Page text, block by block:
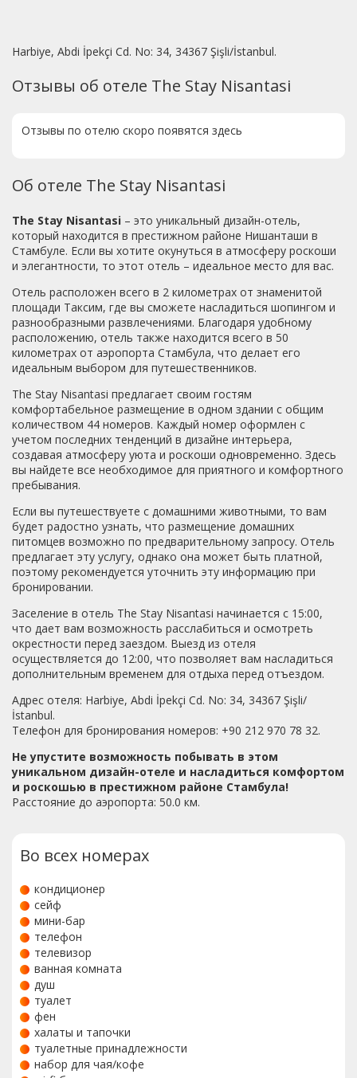
Harbiye, Abdi İpekçi Cd. No: 34, 34367 Şişli/İstanbul.
Отзывы об отеле The Stay Nisantasi
Отзывы по отелю скоро появятся здесь
Об отеле The Stay Nisantasi
The Stay Nisantasi – это уникальный дизайн-отель,
который находится в престижном районе Нишанташи в
Стамбуле. Если вы хотите окунуться в атмосферу роскоши
и элегантности, то этот отель – идеальное место для вас.
Отель расположен всего в 2 километрах от знаменитой
площади Таксим, где вы сможете насладиться шопингом и
разнообразными развлечениями. Благодаря удобному
расположению, отель также находится всего в 50
километрах от аэропорта Стамбула, что делает его
идеальным выбором для путешественников.
The Stay Nisantasi предлагает своим гостям
комфортабельное размещение в одном здании с общим
количеством 44 номеров. Каждый номер оформлен с
учетом последних тенденций в дизайне интерьера,
создавая атмосферу уюта и роскоши одновременно. Здесь
вы найдете все необходимое для приятного и комфортного
пребывания.
Если вы путешествуете с домашними животными, то вам
будет радостно узнать, что размещение домашних
питомцев возможно по предварительному запросу. Отель
предлагает эту услугу, однако она может быть платной,
поэтому рекомендуется уточнить эту информацию при
бронировании.
Заселение в отель The Stay Nisantasi начинается с 15:00,
что дает вам возможность расслабиться и осмотреть
окрестности перед заездом. Выезд из отеля
осуществляется до 12:00, что позволяет вам насладиться
дополнительным временем для отдыха перед отъездом.
Адрес отеля: Harbiye, Abdi İpekçi Cd. No: 34, 34367 Şişli/
İstanbul.
Телефон для бронирования номеров: +90 212 970 78 32.
Не упустите возможность побывать в этом
уникальном дизайн-отеле и насладиться комфортом
и роскошью в престижном районе Стамбула!
Расстояние до аэропорта: 50.0 км.
Во всех номерах
кондиционер
сейф
мини-бар
телефон
телевизор
ванная комната
душ
туалет
фен
халаты и тапочки
туалетные принадлежности
набор для чая/кофе